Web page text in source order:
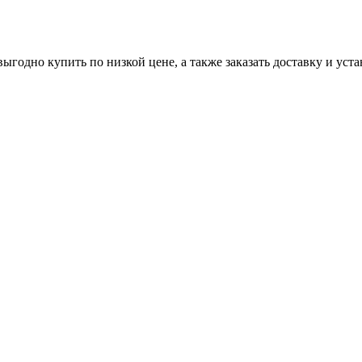
купить по низкой цене, а также заказать доставку и